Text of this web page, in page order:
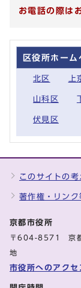
お電話の際は
区役所ホーム
北区 上
山科区
伏見区
このサイトの考
著作権・リンク
京都市役所
〒604-8571 京都
地
市役所へのアクセ